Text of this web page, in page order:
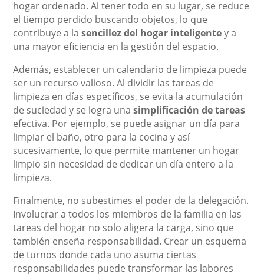
hogar ordenado. Al tener todo en su lugar, se reduce
el tiempo perdido buscando objetos, lo que
contribuye a lasencillez del hogar inteligentey a
una mayor eficiencia en la gestión del espacio.
Además, establecer un calendario de limpieza puede
ser un recurso valioso. Al dividir las tareas de
limpieza en días específicos, se evita la acumulación
de suciedad y se logra unasimplificación de tareas
efectiva. Por ejemplo, se puede asignar un día para
limpiar el baño, otro para la cocina y así
sucesivamente, lo que permite mantener un hogar
limpio sin necesidad de dedicar un día entero a la
limpieza.
Finalmente, no subestimes el poder de la delegación.
Involucrar a todos los miembros de la familia en las
tareas del hogar no solo aligera la carga, sino que
también enseña responsabilidad. Crear un esquema
de turnos donde cada uno asuma ciertas
responsabilidades puede transformar las labores